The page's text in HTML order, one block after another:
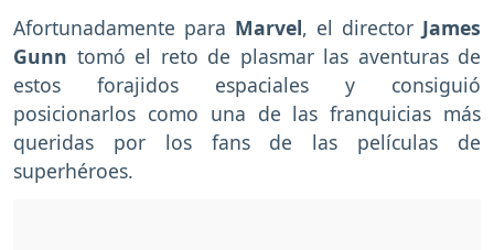
Afortunadamente para Marvel, el director James
Gunn tomó el reto de plasmar las aventuras de
estos forajidos espaciales y consiguió
posicionarlos como una de las franquicias más
queridas por los fans de las películas de
superhéroes.